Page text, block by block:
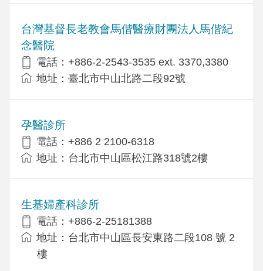
台灣基督長老教會馬偕醫療財團法人馬偕紀
念醫院
電話：+886-2-2543-3535 ext. 3370,3380
地址：臺北市中山北路二段92號
孕醫診所
電話：+886 2 2100-6318
地址：台北市中山區松江路318號2樓
生基婦產科診所
電話：+886-2-25181388
地址：台北市中山區長安東路二段108 號 2
樓